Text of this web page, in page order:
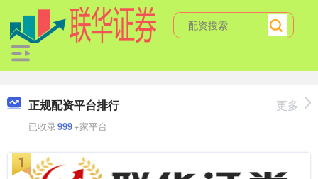
正规配资平台排行
已收录999+家平台
更多